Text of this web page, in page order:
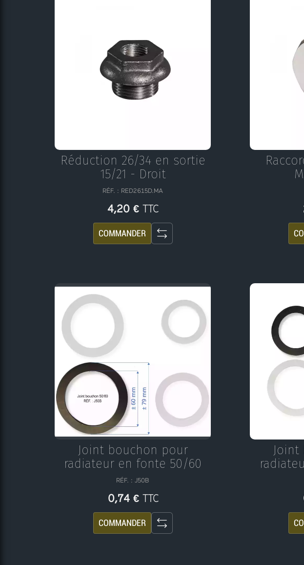
Réduction 26/34 en sortie
15/21 - Droit
RÉF. : RED2615D.MA
4,20 € TTC
COMMANDER
Joint bouchon pour
radiateur en fonte 50/60
RÉF. : J50B
0,74 € TTC
COMMANDER